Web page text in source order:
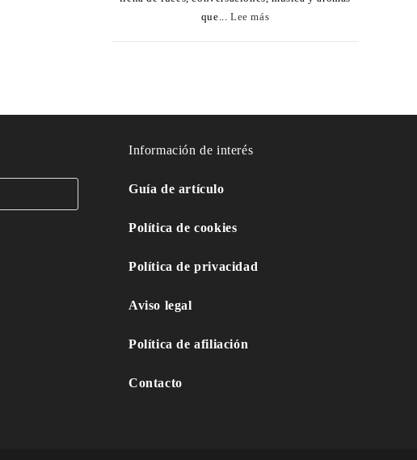
que... Lee más
Información de interés
Guía de artículo
Política de cookies
Política de privacidad
Aviso legal
Política de afiliación
Contacto